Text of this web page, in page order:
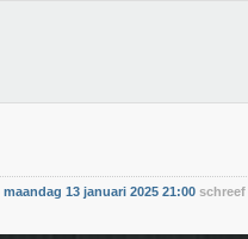
maandag 13 januari 2025 21:00 schreef